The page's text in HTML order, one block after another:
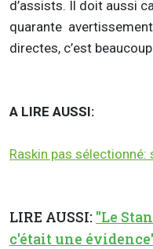
d’assists. Il doit aussi
quarante
directes, c’est beaucoup.
A LIRE AUSSI:
Raskin pas sélectionné:
LIRE AUSSI: "Le
c'était une